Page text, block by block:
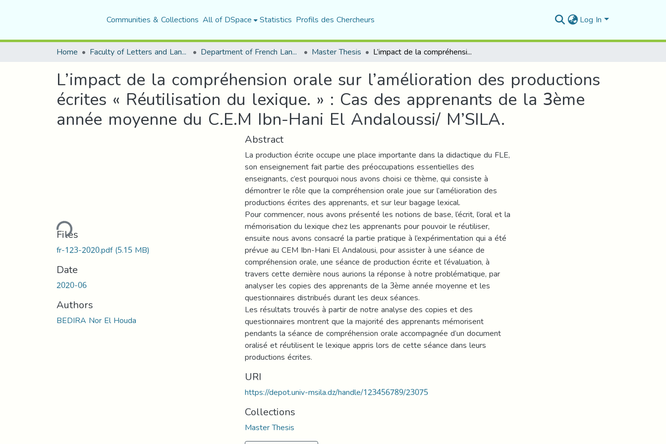
Communities & Collections All of DSpace Statistics Profils des Chercheurs Log In
Home Faculty of Letters and Languages Department of French Language and Literature Master Thesis L’impact de la compréhension orale sur l’amélioration des productions écrites « Réutilisation du lexique. » : Cas des apprenants de la 3ème année moyenne du C.E.M Ibn-Hani El Andaloussi/ M’SILA.
L’impact de la compréhension orale sur l’amélioration des productions
écrites « Réutilisation du lexique. » : Cas des apprenants de la 3ème
année moyenne du C.E.M Ibn-Hani El Andaloussi/ M’SILA.
Loading...
Files
fr-123-2020.pdf(5.15 MB)
Date
2020-06
Authors
BEDIRA Nor El Houda
Abstract
La production écrite occupe une place importante dans la didactique du FLE,
son enseignement fait partie des préoccupations essentielles des
enseignants, c’est pourquoi nous avons choisi ce thème, qui consiste à
démontrer le rôle que la compréhension orale joue sur l’amélioration des
productions écrites des apprenants, et sur leur bagage lexical.
Pour commencer, nous avons présenté les notions de base, l’écrit, l’oral et la
mémorisation du lexique chez les apprenants pour pouvoir le réutiliser,
ensuite nous avons consacré la partie pratique à l’expérimentation qui a été
prévue au CEM Ibn-Hani El Andalousi, pour assister à une séance de
compréhension orale, une séance de production écrite et l’évaluation, à
travers cette dernière nous aurions la réponse à notre problématique, par
analyser les copies des apprenants de la 3ème année moyenne et les
questionnaires distribués durant les deux séances.
Les résultats trouvés à partir de notre analyse des copies et des
questionnaires montrent que la majorité des apprenants mémorisent
pendants la séance de compréhension orale accompagnée d’un document
oralisé et réutilisent le lexique appris lors de cette séance dans leurs
productions écrites.
URI
https://depot.univ-msila.dz/handle/123456789/23075
Collections
Master Thesis